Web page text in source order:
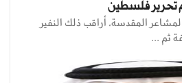
تحرير فلسطين
المقدسة، أراقب ذلك النفير
ثم ...